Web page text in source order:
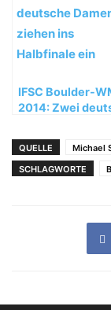
IFSC Boulder-
2014: Zwei
Halbfinale ein
QUELLE
Michael
SCHLAGWORTE